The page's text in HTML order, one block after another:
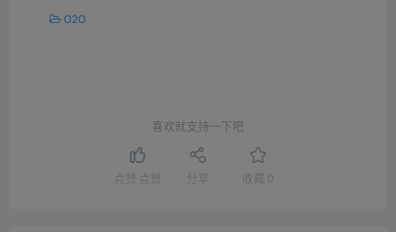
O2O
喜欢就支持一下吧
点赞 点赞 分享 收藏 0